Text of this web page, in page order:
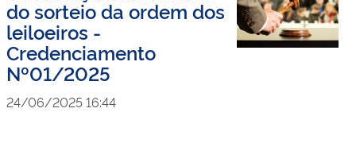
do sorteio da ordem dos
leiloeiros -
Credenciamento
Nº01/2025
24/06/2025 16:44